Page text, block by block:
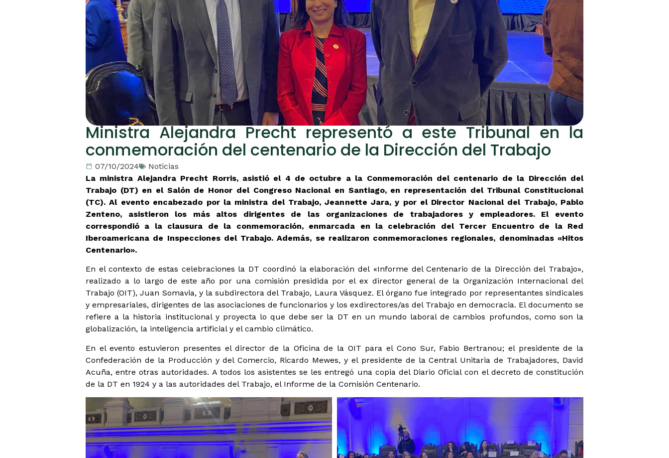
Ministra Alejandra Precht representó a este Tribunal en la
conmemoración del centenario de la Dirección del Trabajo
07/10/2024
Noticias
La ministra Alejandra Precht Rorris, asistió el 4 de octubre a la Conmemoración del centenario de la Dirección del
Trabajo (DT) en el Salón de Honor del Congreso Nacional en Santiago, en representación del Tribunal Constitucional
(TC). Al evento encabezado por la ministra del Trabajo, Jeannette Jara, y por el Director Nacional del Trabajo, Pablo
Zenteno, asistieron los más altos dirigentes de las organizaciones de trabajadores y empleadores. El evento
correspondió a la clausura de la conmemoración, enmarcada en la celebración del Tercer Encuentro de la Red
Iberoamericana de Inspecciones del Trabajo. Además, se realizaron conmemoraciones regionales, denominadas «Hitos
Centenario».
En el contexto de estas celebraciones la DT coordinó la elaboración del «Informe del Centenario de la Dirección del Trabajo»,
realizado a lo largo de este año por una comisión presidida por el ex director general de la Organización Internacional del
Trabajo (OIT), Juan Somavia, y la subdirectora del Trabajo, Laura Vásquez. El órgano fue integrado por representantes sindicales
y empresariales, dirigentes de las asociaciones de funcionarios y los exdirectores/as del Trabajo en democracia. El documento se
refiere a la historia institucional y proyecta lo que debe ser la DT en un mundo laboral de cambios profundos, como son la
globalización, la inteligencia artificial y el cambio climático.
En el evento estuvieron presentes el director de la Oficina de la OIT para el Cono Sur, Fabio Bertranou; el presidente de la
Confederación de la Producción y del Comercio, Ricardo Mewes, y el presidente de la Central Unitaria de Trabajadores, David
Acuña, entre otras autoridades. A todos los asistentes se les entregó una copia del Diario Oficial con el decreto de constitución
de la DT en 1924 y a las autoridades del Trabajo, el Informe de la Comisión Centenario.